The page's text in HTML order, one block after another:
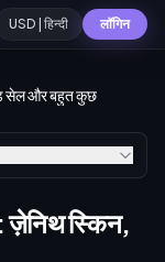
USD | हिन्दी लॉगिन
सेल और बहुत कुछ
स्किन,